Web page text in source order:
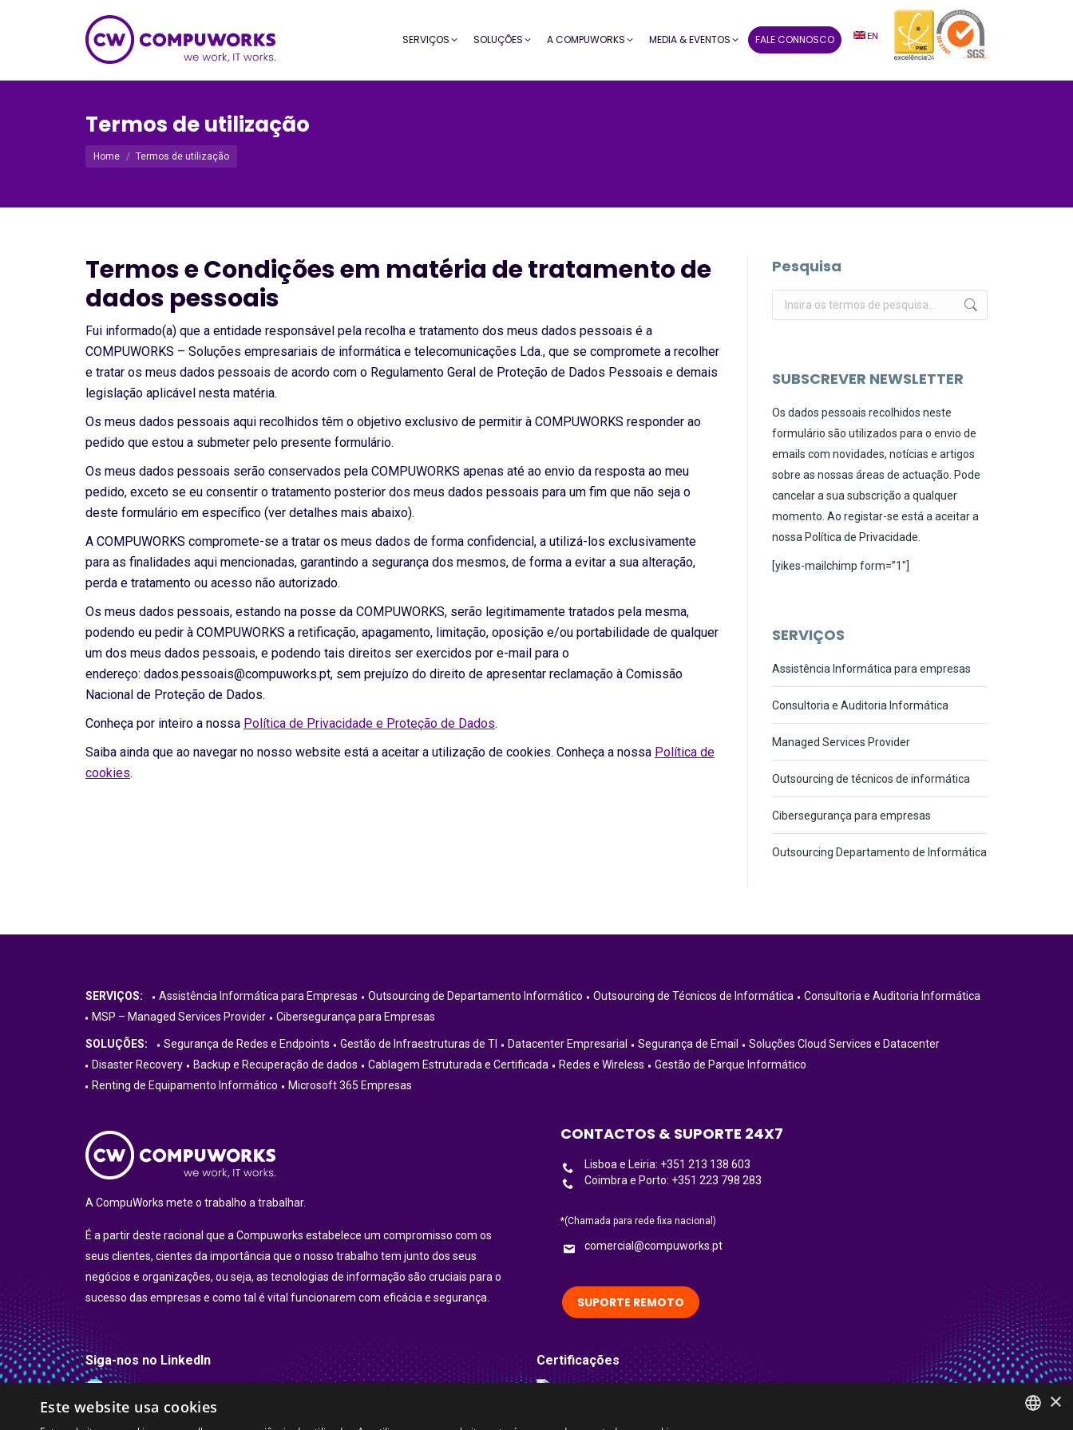
SERVIÇOS SOLUÇÕES A COMPUWORKS MEDIA & EVENTOS FALE CONNOSCO EN
Termos de utilização
Você está aqui:
Home Termos de utilização
Termos e Condições em matéria de tratamento de
dados pessoais
Fui informado(a) que a entidade responsável pela recolha e tratamento dos meus dados pessoais é a
COMPUWORKS – Soluções empresariais de informática e telecomunicações Lda., que se compromete a recolher
e tratar os meus dados pessoais de acordo com o Regulamento Geral de Proteção de Dados Pessoais e demais
legislação aplicável nesta matéria.
Os meus dados pessoais aqui recolhidos têm o objetivo exclusivo de permitir à COMPUWORKS responder ao
pedido que estou a submeter pelo presente formulário.
Os meus dados pessoais serão conservados pela COMPUWORKS apenas até ao envio da resposta ao meu
pedido, exceto se eu consentir o tratamento posterior dos meus dados pessoais para um fim que não seja o
deste formulário em específico (ver detalhes mais abaixo).
A COMPUWORKS compromete-se a tratar os meus dados de forma confidencial, a utilizá-los exclusivamente
para as finalidades aqui mencionadas, garantindo a segurança dos mesmos, de forma a evitar a sua alteração,
perda e tratamento ou acesso não autorizado.
Os meus dados pessoais, estando na posse da COMPUWORKS, serão legitimamente tratados pela mesma,
podendo eu pedir à COMPUWORKS a retificação, apagamento, limitação, oposição e/ou portabilidade de qualquer
um dos meus dados pessoais, e podendo tais direitos ser exercidos por e-mail para o
endereço: dados.pessoais@compuworks.pt, sem prejuízo do direito de apresentar reclamação à Comissão
Nacional de Proteção de Dados.
Conheça por inteiro a nossa Política de Privacidade e Proteção de Dados.
Saiba ainda que ao navegar no nosso website está a aceitar a utilização de cookies. Conheça a nossa Política de
cookies.
Pesquisa
Pesquisar:
SUBSCREVER NEWSLETTER
Os dados pessoais recolhidos neste
formulário são utilizados para o envio de
emails com novidades, notícias e artigos
sobre as nossas áreas de actuação. Pode
cancelar a sua subscrição a qualquer
momento. Ao registar-se está a aceitar a
nossa Política de Privacidade
[yikes-mailchimp form=”1″]
SERVIÇOS
Assistência Informática para empresas
Consultoria e Auditoria Informática
Managed Services Provider
Outsourcing de técnicos de informática
Cibersegurança para empresas
Outsourcing Departamento de Informática
SERVIÇOS: Assistência Informática para Empresas Outsourcing de Departamento Informático Outsourcing de Técnicos de Informática
Consultoria e Auditoria Informática
MSP – Managed Services Provider
Cibersegurança para Empresas
SOLUÇÕES: Segurança de Redes e Endpoints Gestão de Infraestruturas de TI Datacenter Empresarial Segurança de Email
Soluções Cloud Services e Datacenter
Disaster Recovery
Backup e Recuperação de dados Cablagem Estruturada e Certificada Redes e Wireless
Gestão de Parque Informático
Renting de Equipamento Informático
Microsoft 365 Empresas
A CompuWorks mete o trabalho a trabalhar.
É a partir deste racional que a Compuworks estabelece um compromisso com os
seus clientes, cientes da importância que o nosso trabalho tem junto dos seus
negócios e organizações, ou seja, as tecnologias de informação são cruciais para o
sucesso das empresas e como tal é vital funcionarem com eficácia e segurança.
CONTACTOS & SUPORTE 24X7
Lisboa e Leiria: +351 213 138 603
Coimbra e Porto: +351 223 798 283
*(Chamada para rede fixa nacional)
comercial@compuworks.pt
SUPORTE REMOTO
Siga-nos no LinkedIn
LinkedIn
Certificações
×
Este website usa cookies